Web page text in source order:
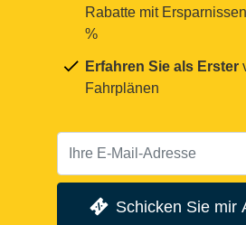
Rabatte mit
%
Erfahren Sie als Erster
Fahrplänen
Schicken Sie mir